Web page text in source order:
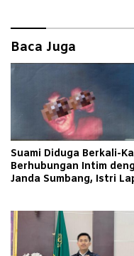
Baca Juga
Suami Diduga Berkali-
Berhubungan Intim
Janda Sumbang, Istri